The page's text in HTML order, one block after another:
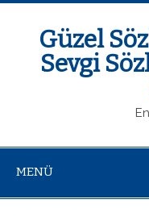
Güzel
Sevgi
MENÜ